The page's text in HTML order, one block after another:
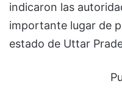
indicaron las
importante lugar de
estado de Uttar